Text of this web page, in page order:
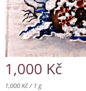
1,000 Kč
1,000 Kč / 1 g